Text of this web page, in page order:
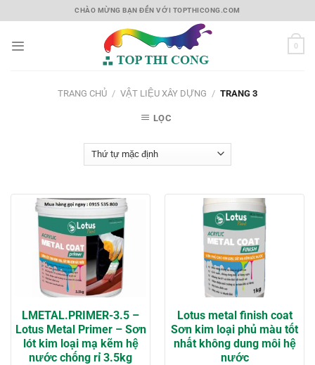
to
CHÀO MỪNG BẠN ĐẾN VỚI TOPTHICONG.COM
0
TRANG CHỦ / VẬT LIỆU XÂY DỰNG / TRANG 3
LỌC
LMETAL.PRIMER-3.5 –
Lotus Metal Primer – Sơn
lót kim loại mạ kẽm hệ
nước chống rỉ 3.5kg
Lotus metal finish coat
Sơn kim loại phủ màu tốt
nhất không dung môi hệ
nước